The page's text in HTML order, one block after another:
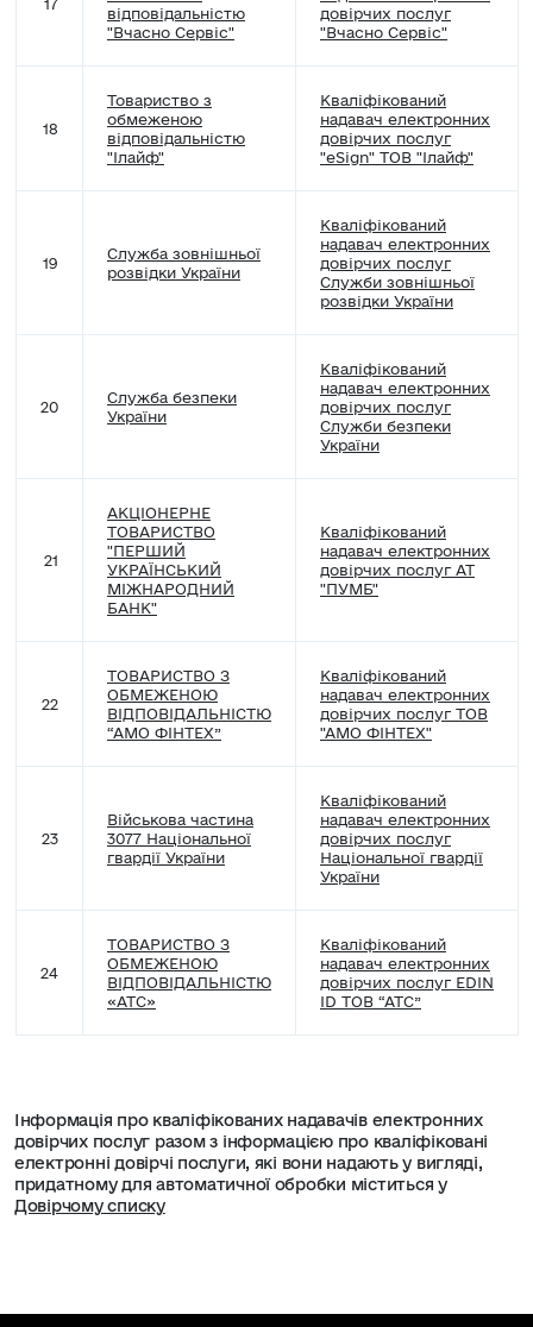
17
відповідальністю
"Вчасно Сервіc"
довірчих послуг
"Вчасно Сервіc"
18
Товариство з
обмеженою
відповідальністю
"Ілайф"
Кваліфікований
надавач електронних
довірчих послуг
"eSign" ТОВ "Ілайф"
19
Служба зовнішньої
розвідки України
Кваліфікований
надавач електронних
довірчих послуг
Служби зовнішньої
розвідки України
20
Служба безпеки
України
Кваліфікований
надавач електронних
довірчих послуг
Служби безпеки
України
21
АКЦІОНЕРНЕ
ТОВАРИСТВО
"ПЕРШИЙ
УКРАЇНСЬКИЙ
МІЖНАРОДНИЙ
БАНК"
Кваліфікований
надавач електронних
довірчих послуг АТ
"ПУМБ"
22
ТОВАРИСТВО З
ОБМЕЖЕНОЮ
ВІДПОВІДАЛЬНІСТЮ
“АМО ФІНТЕХ”
Кваліфікований
надавач електронних
довірчих послуг TОВ
"АМО ФІНТЕХ"
23
Військова частина
3077 Національної
гвардії України
Кваліфікований
надавач електронних
довірчих послуг
Національної гвардії
України
24
ТОВАРИСТВО З
ОБМЕЖЕНОЮ
ВІДПОВІДАЛЬНІСТЮ
«АТС»
Кваліфікований
надавач електронних
довірчих послуг EDIN
ID ТОВ “АТС”
Інформація про кваліфікованих надавачів електронних
довірчих послуг разом з інформацією про кваліфіковані
електронні довірчі послуги, які вони надають у вигляді,
придатному для автоматичної обробки міститься у
Довірчому списку